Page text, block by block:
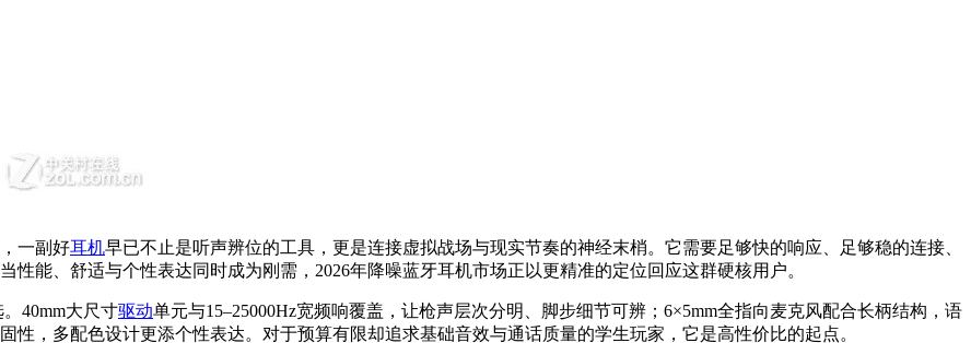
一副好耳机早已不止是听声辨位的工具，更是连接虚拟战场与现实节奏的神经末梢。它需要足够快的响应、足够稳的连接、
能、舒适与个性表达同时成为刚需，2026年降噪蓝牙耳机市场正以更精准的定位回应这群硬核用户。
40mm大尺寸驱动单元与15–25000Hz宽频响覆盖，让枪声层次分明、脚步细节可辨；6×5mm全指向麦克风配合长柄结构，语
，多配色设计更添个性表达。对于预算有限却追求基础音效与通话质量的学生玩家，它是高性价比的起点。